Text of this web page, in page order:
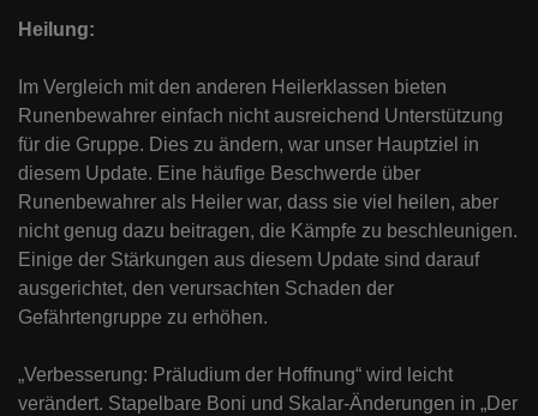
Heilung:
Im Vergleich mit den anderen Heilerklassen bieten
Runenbewahrer einfach nicht ausreichend Unterstützung
für die Gruppe. Dies zu ändern, war unser Hauptziel in
diesem Update. Eine häufige Beschwerde über
Runenbewahrer als Heiler war, dass sie viel heilen, aber
nicht genug dazu beitragen, die Kämpfe zu beschleunigen.
Einige der Stärkungen aus diesem Update sind darauf
ausgerichtet, den verursachten Schaden der
Gefährtengruppe zu erhöhen.
„Verbesserung: Präludium der Hoffnung“ wird leicht
verändert. Stapelbare Boni und Skalar-Änderungen in „Der